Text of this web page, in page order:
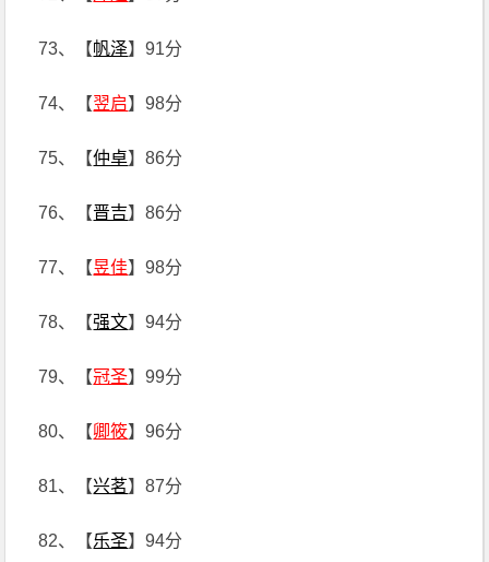
73、【帆泽】91分
74、【翌启】98分
75、【仲卓】86分
76、【晋吉】86分
77、【昱佳】98分
78、【强文】94分
79、【冠圣】99分
80、【卿筱】96分
81、【兴茗】87分
82、【乐圣】94分